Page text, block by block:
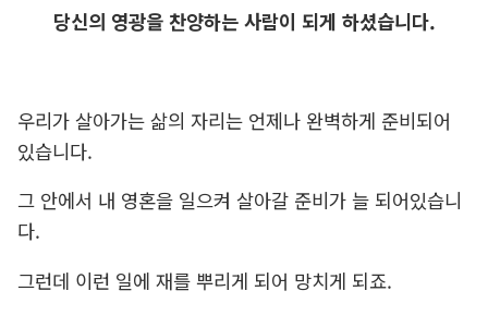
당신의 영광을 찬양하는 사람이 되게 하셨습니다.
우리가 살아가는 삶의 자리는 언제나 완벽하게 준비되어
있습니다.
그 안에서 내 영혼을 일으켜 살아갈 준비가 늘 되어있습니
다.
그런데 이런 일에 재를 뿌리게 되어 망치게 되죠.